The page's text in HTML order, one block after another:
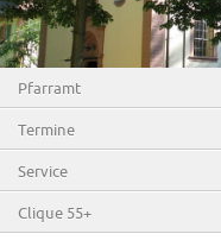
Pfarramt
Termine
Service
Clique 55+